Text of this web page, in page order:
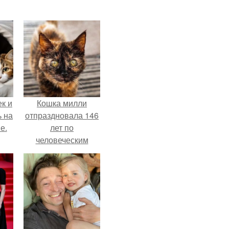
и
на
Кошка милли
отпраздновала 146
лет по
человеческим
Меркам и
претендует на
звание самой
старой в мире.